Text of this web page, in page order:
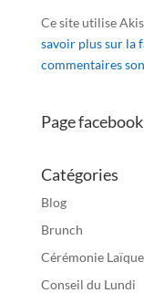
Ce site utilise
savoir plus sur la
commentaires
Page facebook
Catégories
Blog
Brunch
Cérémonie Laïque
Conseil du Lundi